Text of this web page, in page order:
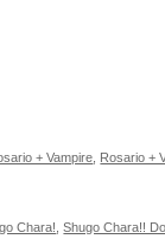
+ Vampire Rosario +
Chara! ,Shugo Chara!!